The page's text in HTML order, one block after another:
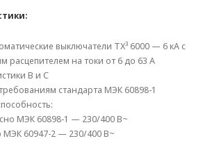
выключатели TX³ 6000 — 6 кА с
расцепителем на токи от 6 до 63 А
В и C
стандарта МЭК 60898-1
МЭК 60898-1 — 230/400 В~
МЭК 60947-2 — 230/400 В~